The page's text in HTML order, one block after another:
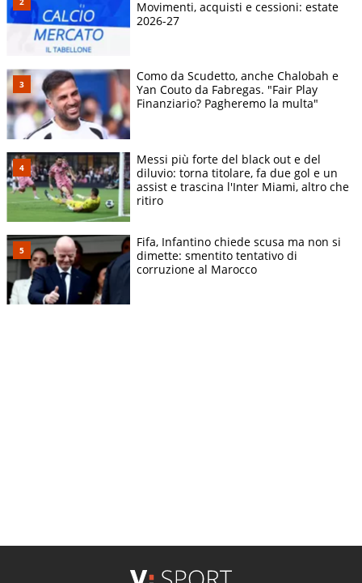
Movimenti, acquisti e cessioni: estate
2026-27
Como da Scudetto, anche Chalobah e
Yan Couto da Fabregas. "Fair Play
Finanziario? Pagheremo la multa"
Messi più forte del black out e del
diluvio: torna titolare, fa due gol e un
assist e trascina l'Inter Miami, altro che
ritiro
Fifa, Infantino chiede scusa ma non si
dimette: smentito tentativo di
corruzione al Marocco